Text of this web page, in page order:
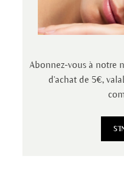
Abonnez-vous à notre
d'achat de 5€,